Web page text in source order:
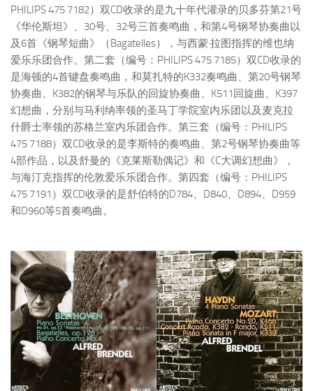
PHILIPS 475 7182）双CD收录的是九十年代灌录的贝多芬第21号
《华伦斯坦》、30号、32号三首奏鸣曲，和第4号钢琴协奏曲以
及6首《钢琴短曲》（Bagatelles），与西蒙·拉图指挥的维也纳
爱乐乐团合作。第二套（编号：PHILIPS 475 7185）双CD收录的
是海顿的4首键盘奏鸣曲，和莫扎特的K332奏鸣曲、第20号钢琴
协奏曲、K382的钢琴与乐队的回旋协奏曲、K511回旋曲、K397
幻想曲，分别与马利纳率领的圣马丁学院室内乐团以及麦克拉
什爵士率领的苏格兰室内乐团合作。第三套（编号：PHILIPS
475 7188）双CD收录的是李斯特的奏鸣曲、第2号钢琴协奏曲等
4部作品，以及舒曼的《克莱斯勒偶记》和《C大调幻想曲》，
与海汀克指挥的伦敦爱乐乐团合作。第四套（编号：PHILIPS
475 7191）双CD收录的是舒伯特的D784、D840、D894、D959
和D960等5首奏鸣曲。